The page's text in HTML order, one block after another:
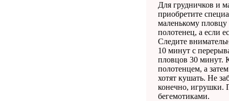
Для грудничков и
приобретите
маленькому пловцу
полотенец, а если
Следите
10 минут с
пловцов 30 минут.
полотенцем, а
хотят кушать. Не
конечно, игрушки.
бегемотиками.